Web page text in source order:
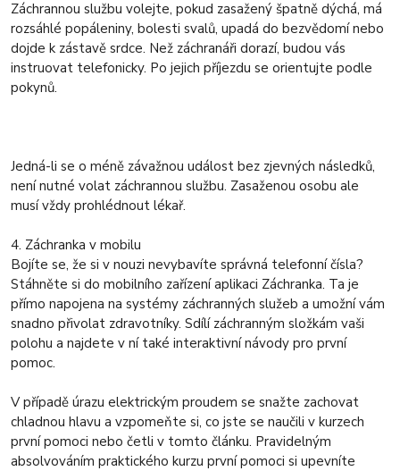
Záchrannou službu volejte, pokud zasažený špatně dýchá, má
rozsáhlé popáleniny, bolesti svalů, upadá do bezvědomí nebo
dojde k zástavě srdce. Než záchranáři dorazí, budou vás
instruovat telefonicky. Po jejich příjezdu se orientujte podle
pokynů.
Jedná-li se o méně závažnou událost bez zjevných následků,
není nutné volat záchrannou službu. Zasaženou osobu ale
musí vždy prohlédnout lékař.
4. Záchranka v mobilu
Bojíte se, že si v nouzi nevybavíte správná telefonní čísla?
Stáhněte si do mobilního zařízení aplikaci Záchranka. Ta je
přímo napojena na systémy záchranných služeb a umožní vám
snadno přivolat zdravotníky. Sdílí záchranným složkám vaši
polohu a najdete v ní také interaktivní návody pro první
pomoc.
V případě úrazu elektrickým proudem se snažte zachovat
chladnou hlavu a vzpomeňte si, co jste se naučili v kurzech
první pomoci nebo četli v tomto článku. Pravidelným
absolvováním praktického kurzu první pomoci si upevníte